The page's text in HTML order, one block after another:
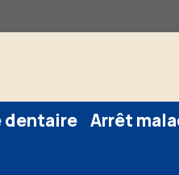
dentaire Arrêt